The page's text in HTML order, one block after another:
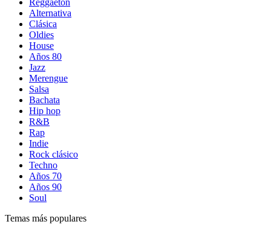
Reggaetón
Alternativa
Clásica
Oldies
House
Años 80
Jazz
Merengue
Salsa
Bachata
Hip hop
R&B
Rap
Indie
Rock clásico
Techno
Años 70
Años 90
Soul
Temas más populares